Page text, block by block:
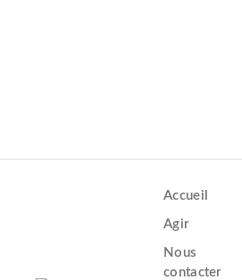
Accueil
Agir
Nous
contacter